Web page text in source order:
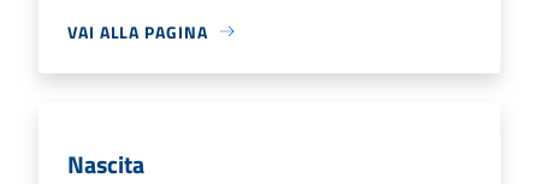
VAI ALLA PAGINA
Nascita